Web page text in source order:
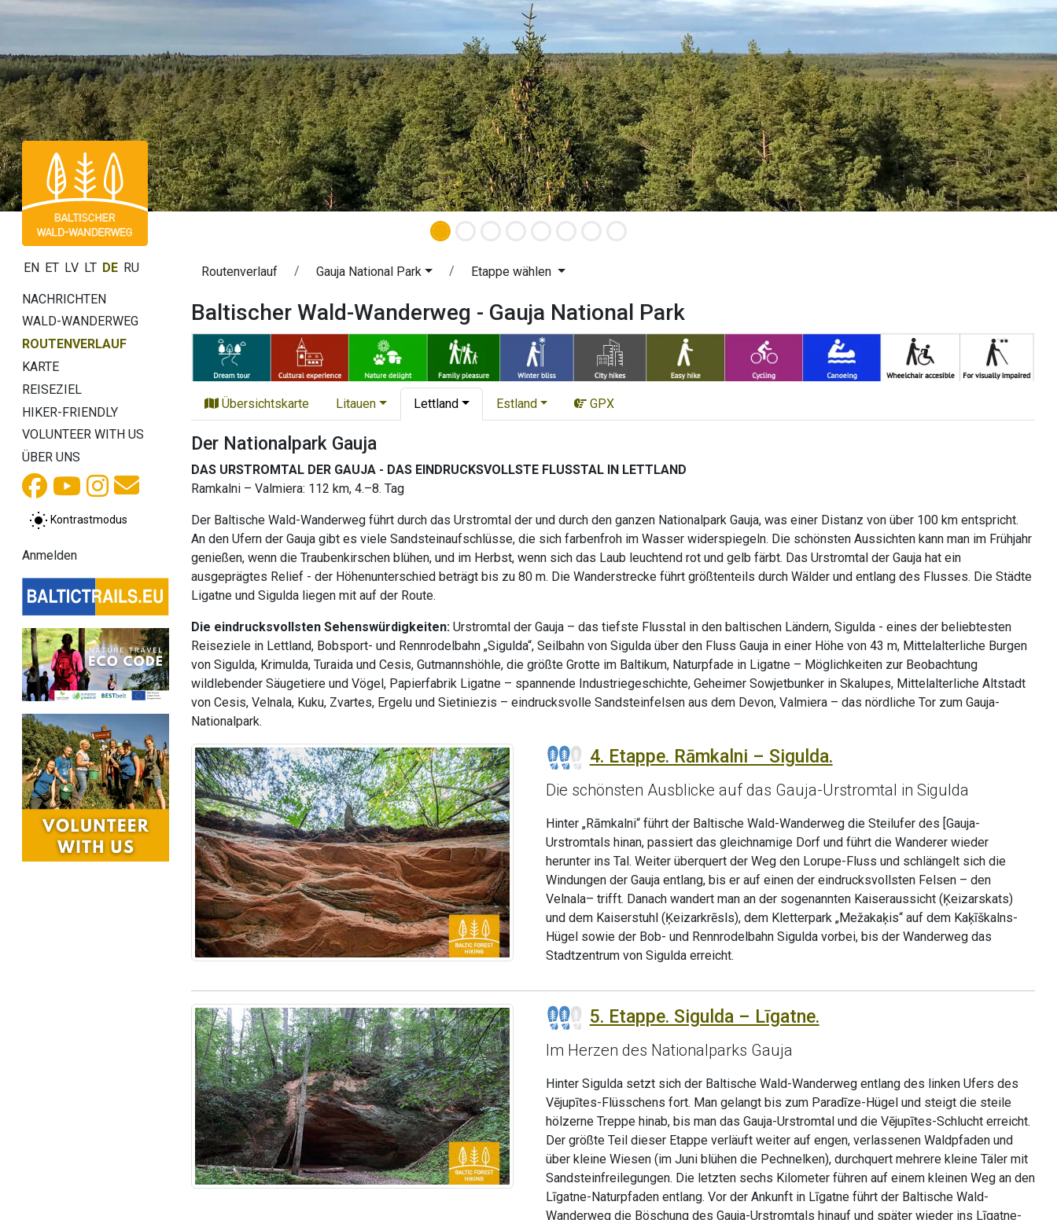
EN ET LV LT DE RU
NACHRICHTEN
WALD-WANDERWEG
ROUTENVERLAUF
KARTE
REISEZIEL
HIKER-FRIENDLY
VOLUNTEER WITH US
ÜBER UNS
Kontrastmodus
Anmelden
Routenverlauf Gauja National Park Etappe wählen
Baltischer Wald-Wanderweg - Gauja National Park
Übersichtskarte Litauen Lettland Estland GPX
Der Nationalpark Gauja
DAS URSTROMTAL DER GAUJA - DAS EINDRUCKSVOLLSTE FLUSSTAL IN LETTLAND
Ramkalni – Valmiera: 112 km, 4.–8. Tag
Der Baltische Wald-Wanderweg führt durch das Urstromtal der und durch den ganzen Nationalpark Gauja, was einer Distanz von über 100 km entspricht.
An den Ufern der Gauja gibt es viele Sandsteinaufschlüsse, die sich farbenfroh im Wasser widerspiegeln. Die schönsten Aussichten kann man im Frühjahr
genießen, wenn die Traubenkirschen blühen, und im Herbst, wenn sich das Laub leuchtend rot und gelb färbt. Das Urstromtal der Gauja hat ein
ausgeprägtes Relief - der Höhenunterschied beträgt bis zu 80 m. Die Wanderstrecke führt größtenteils durch Wälder und entlang des Flusses. Die Städte
Ligatne und Sigulda liegen mit auf der Route.
Die eindrucksvollsten Sehenswürdigkeiten:Urstromtal der Gauja – das tiefste Flusstal in den baltischen Ländern, Sigulda - eines der beliebtesten
Reiseziele in Lettland, Bobsport- und Rennrodelbahn „Sigulda“, Seilbahn von Sigulda über den Fluss Gauja in einer Höhe von 43 m, Mittelalterliche Burgen
von Sigulda, Krimulda, Turaida und Cesis, Gutmannshöhle, die größte Grotte im Baltikum, Naturpfade in Ligatne – Möglichkeiten zur Beobachtung
wildlebender Säugetiere und Vögel, Papierfabrik Ligatne – spannende Industriegeschichte, Geheimer Sowjetbunker in Skalupes, Mittelalterliche Altstadt
von Cesis, Velnala, Kuku, Zvartes, Ergelu und Sietiniezis – eindrucksvolle Sandsteinfelsen aus dem Devon, Valmiera – das nördliche Tor zum Gauja-
Nationalpark.
4. Etappe. Rāmkalni – Sigulda.
Die schönsten Ausblicke auf das Gauja-Urstromtal in Sigulda
Hinter „Rāmkalni“ führt der Baltische Wald-Wanderweg die Steilufer des [Gauja-
Urstromtals hinan, passiert das gleichnamige Dorf und führt die Wanderer wieder
herunter ins Tal. Weiter überquert der Weg den Lorupe-Fluss und schlängelt sich die
Windungen der Gauja entlang, bis er auf einen der eindrucksvollsten Felsen – den
Velnala– trifft. Danach wandert man an der sogenannten Kaiseraussicht (Ķeizarskats)
und dem Kaiserstuhl (Ķeizarkrēsls), dem Kletterpark „Mežakaķis“ auf dem Kaķīškalns-
Hügel sowie der Bob- und Rennrodelbahn Sigulda vorbei, bis der Wanderweg das
Stadtzentrum von Sigulda erreicht.
5. Etappe. Sigulda – Līgatne.
Im Herzen des Nationalparks Gauja
Hinter Sigulda setzt sich der Baltische Wald-Wanderweg entlang des linken Ufers des
Vējupītes-Flüsschens fort. Man gelangt bis zum Paradīze-Hügel und steigt die steile
hölzerne Treppe hinab, bis man das Gauja-Urstromtal und die Vējupītes-Schlucht erreicht.
Der größte Teil dieser Etappe verläuft weiter auf engen, verlassenen Waldpfaden und
über kleine Wiesen (im Juni blühen die Pechnelken), durchquert mehrere kleine Täler mit
Sandsteinfreilegungen. Die letzten sechs Kilometer führen auf einem kleinen Weg an den
Līgatne-Naturpfaden entlang. Vor der Ankunft in Līgatne führt der Baltische Wald-
Wanderweg die Böschung des Gauja-Urstromtals hinauf und später wieder ins Līgatne-